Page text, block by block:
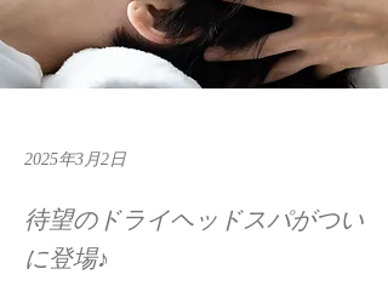
2025年3月2日
待望のドライヘッドスパがつい
に登場♪